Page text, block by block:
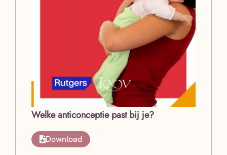
Welke anticonceptie past bij je?
Download